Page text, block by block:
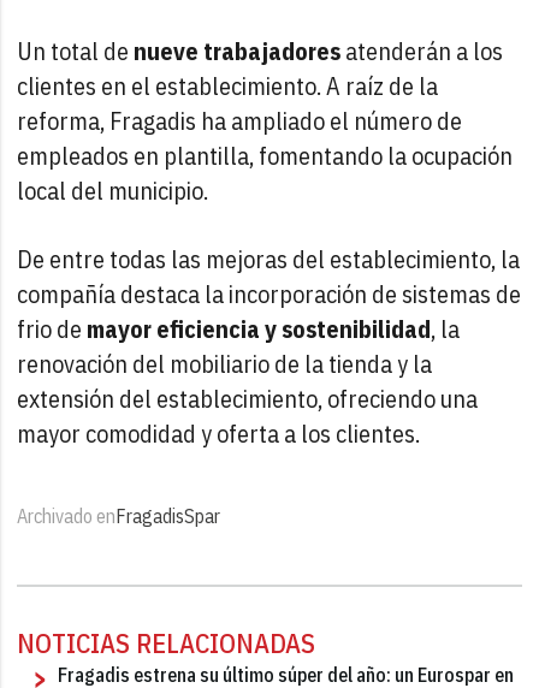
Un total de nueve trabajadoresatenderán a los
clientes en el establecimiento. A raíz de la
reforma, Fragadis ha ampliado el número de
empleados en plantilla, fomentando la ocupación
local del municipio.
De entre todas las mejoras del establecimiento, la
compañía destaca la incorporación de sistemas de
frio de mayor eficiencia y sostenibilidad, la
renovación del mobiliario de la tienda y la
extensión del establecimiento, ofreciendo una
mayor comodidad y oferta a los clientes.
Archivado enFragadisSpar
NOTICIAS RELACIONADAS
Fragadis estrena su último súper del año: un Eurospar en